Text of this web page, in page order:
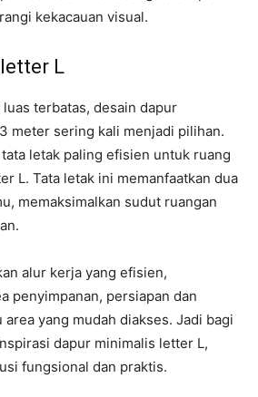
kekacauan visual.
L
terbatas, desain dapur
meter sering kali menjadi pilihan.
letak paling efisien untuk ruang
L. Tata letak ini memanfaatkan dua
memaksimalkan sudut ruangan
alur kerja yang efisien,
penyimpanan, persiapan dan
area yang mudah diakses. Jadi bagi
dapur minimalis letter L,
fungsional dan praktis.